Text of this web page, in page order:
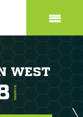
WEST
TORE/SPIEL